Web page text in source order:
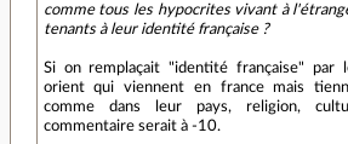
comme tous les hypocrites vivant à
tenants à leur identité française ?
Si on remplaçait "identité française" par
orient qui viennent en france mais
comme dans leur pays, religion,
commentaire serait à -10.